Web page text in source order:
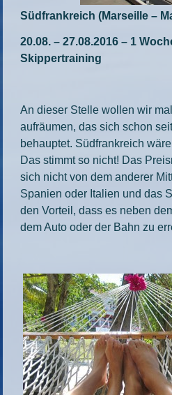
Südfrankreich (Marseille –
20.08. – 27.08.2016 – 1
Skippertraining
An dieser Stelle wollen wir
aufräumen, das sich schon
behauptet. Südfrankreich
Das stimmt so nicht! Das
sich nicht von dem anderer
Spanien oder Italien und das
den Vorteil, dass es neben
dem Auto oder der Bahn zu